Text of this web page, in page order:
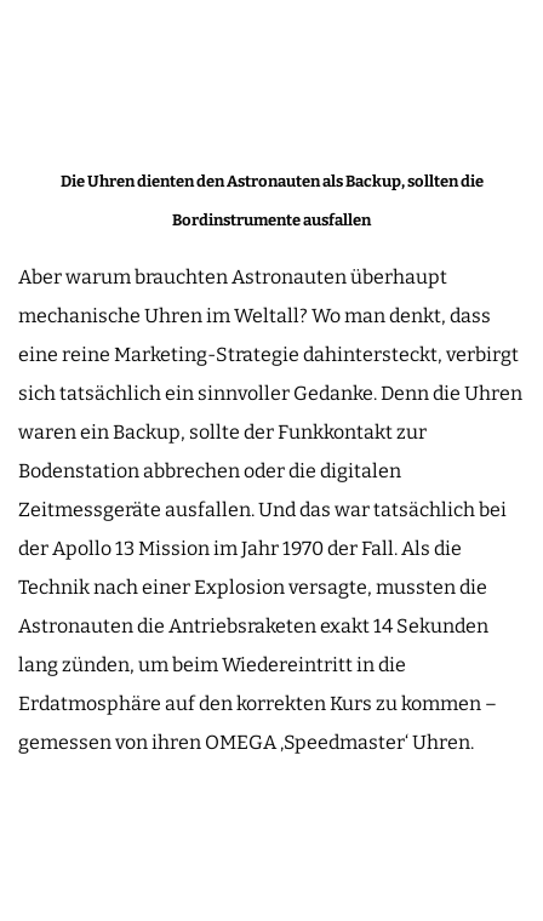
Die Uhren dienten den Astronauten als Backup, sollten die
Bordinstrumente ausfallen
Aber warum brauchten Astronauten überhaupt
mechanische Uhren im Weltall? Wo man denkt, dass
eine reine Marketing-Strategie dahintersteckt, verbirgt
sich tatsächlich ein sinnvoller Gedanke. Denn die Uhren
waren ein Backup, sollte der Funkkontakt zur
Bodenstation abbrechen oder die digitalen
Zeitmessgeräte ausfallen. Und das war tatsächlich bei
der Apollo 13 Mission im Jahr 1970 der Fall. Als die
Technik nach einer Explosion versagte, mussten die
Astronauten die Antriebsraketen exakt 14 Sekunden
lang zünden, um beim Wiedereintritt in die
Erdatmosphäre auf den korrekten Kurs zu kommen –
gemessen von ihren OMEGA ‚Speedmaster‘ Uhren.